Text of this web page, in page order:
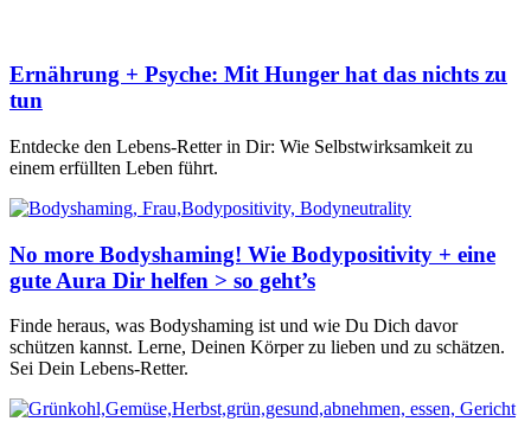
Ernährung + Psyche: Mit Hunger hat das nichts zu
tun
Entdecke den Lebens-Retter in Dir: Wie Selbstwirksamkeit zu
einem erfüllten Leben führt.
No more Bodyshaming! Wie Bodypositivity + eine
gute Aura Dir helfen > so geht’s
Finde heraus, was Bodyshaming ist und wie Du Dich davor
schützen kannst. Lerne, Deinen Körper zu lieben und zu schätzen.
Sei Dein Lebens-Retter.